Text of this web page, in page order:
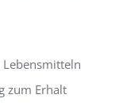
zum Erhalt